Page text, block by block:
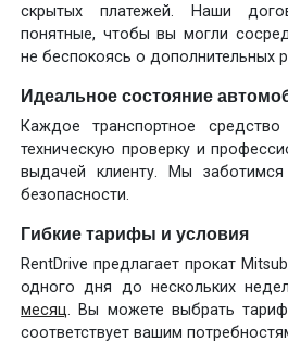
скрытых платежей. Наши
понятные, чтобы вы могли
не беспокоясь о дополнительных
Идеальное состояние
Каждое транспортное
техническую проверку и
выдачей клиенту. Мы
безопасности.
Гибкие тарифы и условия
RentDrive предлагает прокат
одного дня до нескольких
месяц. Вы можете выбрать
соответствует вашим